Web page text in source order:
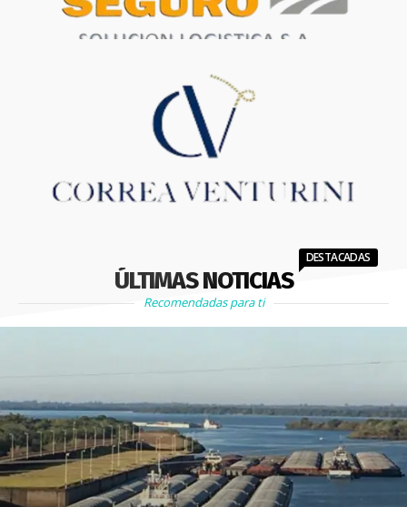
ÚLTIMAS NOTICIAS
DESTACADAS
Recomendadas para ti